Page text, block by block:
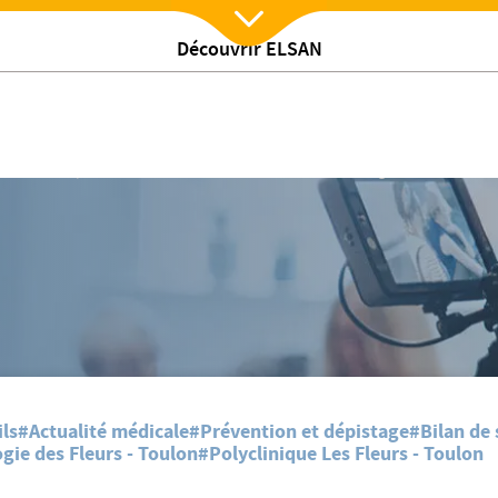
Découvrir ELSAN
Nx:Afficher menu
actualites/Bus du coeur des femmes à Six Fours les Plages
#Actualité médicale#Prévention et dépistage#Bilan de
des Fleurs - Toulon#Polyclinique Les Fleurs - Toulon